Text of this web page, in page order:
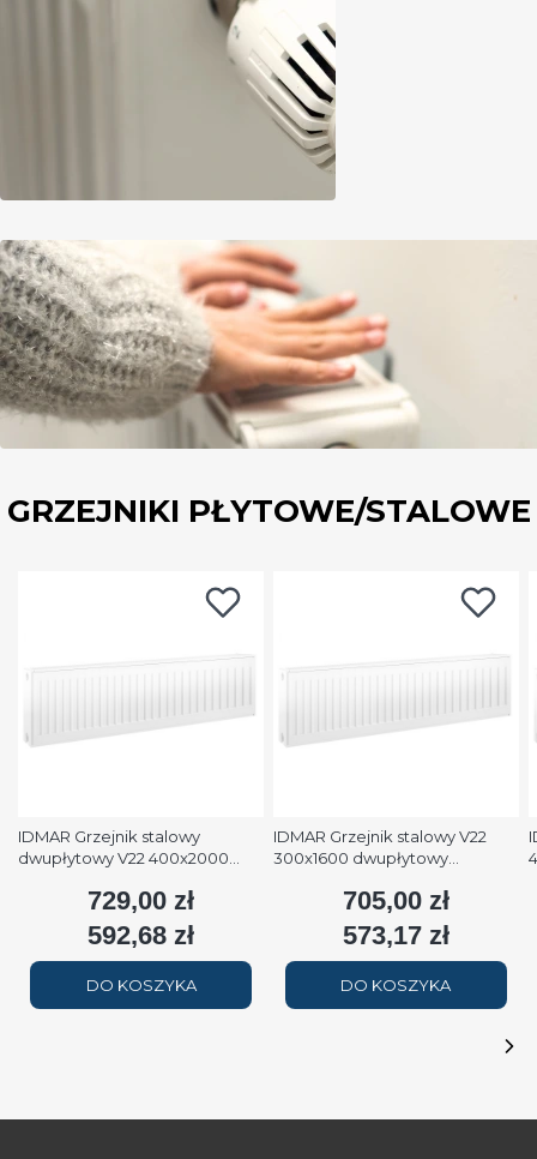
GRZEJNIKI PŁYTOWE/STALOWE
IDMAR Grzejnik stalowy
dwupłytowy V22 400x2000
2508W (90/70/20°C) biały
Cena
729,00 zł
Cena
592,68 zł
DO KOSZYKA
IDMAR Grzejnik stalowy V22
300x1600 dwupłytowy
(90/70/20°C) biały RAL9016
Cena
705,00 zł
Cena
573,17 zł
DO KOSZYKA